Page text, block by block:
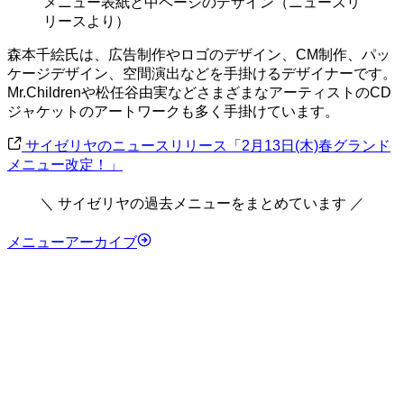
リースより）
森本千絵氏は、広告制作やロゴのデザイン、CM制作、パッ
ケージデザイン、空間演出などを手掛けるデザイナーです。
Mr.Childrenや松任谷由実などさまざまなアーティストのCD
ジャケットのアートワークも多く手掛けています。
サイゼリヤのニュースリリース「2月13日(木)春グランド
メニュー改定！」
＼ サイゼリヤの過去メニューをまとめています ／
メニューアーカイブ